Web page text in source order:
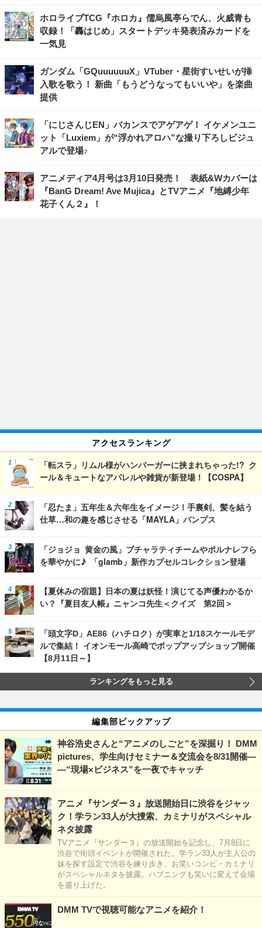
ホロライブTCG『ホロカ』儒烏風亭らでん、火威青も
収録！「轟はじめ」スタートデッキ発表済みカードを
一気見
ガンダム「GQuuuuuuX」VTuber・星街すいせいが挿
入歌を歌う！ 新曲「もうどうなってもいいや」を楽曲
提供
「にじさんじEN」バカンスでアゲアゲ！ イケメンユニ
ット「Luxiem」が“浮かれアロハ”な撮り下ろしビジュ
アルで登場♪
アニメディア4月号は3月10日発売！ 表紙&Wカバーは
『BanG Dream! Ave Mujica』とTVアニメ『地縛少年
花子くん２』！
アクセスランキング
「転スラ」リムル様がハンバーガーに挟まれちゃった!? ク
ール＆キュートなアパレルや雑貨が新登場！【COSPA】
「忍たま」五年生＆六年生をイメージ！手裏剣、髪を結う
仕草…和の趣を感じさせる「MAYLA」パンプス
「ジョジョ 黄金の風」ブチャラティチームやポルナレフら
を華やかに♪ 「glamb」新作カプセルコレクション登場
【夏休みの宿題】日本の夏は妖怪！演じてる声優わかるか
い？『夏目友人帳』ニャンコ先生＜クイズ 第2回＞
「頭文字D」AE86（ハチロク）が実車と1/18スケールモデ
ルで集結！ イオンモール高崎でポップアップショップ開催
【8月11日～】
ランキングをもっと見る
編集部ピックアップ
神谷浩史さんと“アニメのしごと”を深掘り！ DMM
pictures、学生向けセミナー＆交流会を8/31開催―
―“現場×ビジネス”を一夜でキャッチ
アニメ『サンダー３』放送開始日に渋谷をジャッ
ク！学ラン33人が大捜索、カミナリがスペシャル
ネタ披露
TVアニメ『サンダー３』の放送開始を記念し、7月8日に
渋谷で街頭イベントが開催された。学ラン33人が主人公の
妹を探す設定で渋谷を練り歩き、お笑いコンビ・カミナリ
がスペシャルネタを披露。ハプニングも笑いに変えて会場
を盛り上げた。
DMM TVで視聴可能なアニメを紹介！